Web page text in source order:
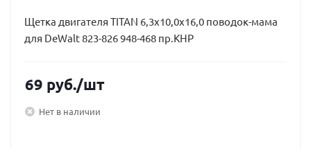
Щетка двигателя TITAN 6,3х10,0х16,0 поводок-мама
для DeWalt 823-826 948-468 пр.КНР
69 руб./шт
Нет в наличии